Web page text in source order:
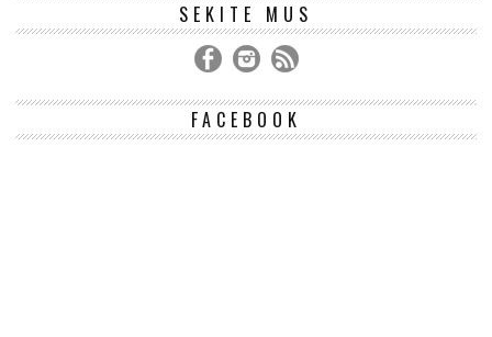
SEKITE MUS
FACEBOOK